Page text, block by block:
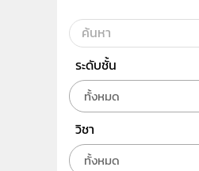
ระดับชั้น
ทั้งหมด
วิชา
ทั้งหมด